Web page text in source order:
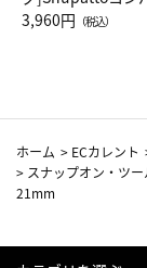
Drop JAL客室乗務
3,960円 （税込）
ホーム > ECカレント
> スナップオン・ツ
21mm